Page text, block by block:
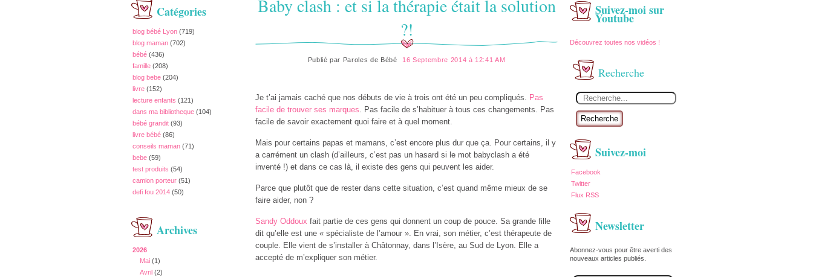
Catégories
blog bébé Lyon (719)
blog maman (702)
bébé (436)
famille (208)
blog bebe (204)
livre (152)
lecture enfants (121)
dans ma bibliotheque (104)
bébé grandit (93)
livre bébé (86)
conseils maman (71)
bebe (59)
test produits (54)
camion porteur (51)
defi fou 2014 (50)
Archives
2026
Mai (1)
Avril (2)
Suivez-moi sur
Youtube
Découvrez toutes nos vidéos !
Recherche
Recherche
Suivez-moi
Facebook
Twitter
Flux RSS
Newsletter
Abonnez-vous pour être averti des
nouveaux articles publiés.
Baby clash : et si la thérapie était la solution
?!
Publié par Paroles de Bébé 16 Septembre 2014 à 12:41 AM
Je t’ai jamais caché que nos débuts de vie à trois ont été un peu compliqués. Pas
facile de trouver ses marques. Pas facile de s’habituer à tous ces changements. Pas
facile de savoir exactement quoi faire et à quel moment.
Mais pour certains papas et mamans, c’est encore plus dur que ça. Pour certains, il y
a carrément un clash (d’ailleurs, c’est pas un hasard si le mot babyclash a été
inventé !) et dans ce cas là, il existe des gens qui peuvent les aider.
Parce que plutôt que de rester dans cette situation, c’est quand même mieux de se
faire aider, non ?
Sandy Oddoux fait partie de ces gens qui donnent un coup de pouce. Sa grande fille
dit qu’elle est une « spécialiste de l’amour ». En vrai, son métier, c’est thérapeute de
couple. Elle vient de s’installer à Châtonnay, dans l’Isère, au Sud de Lyon. Elle a
accepté de m’expliquer son métier.